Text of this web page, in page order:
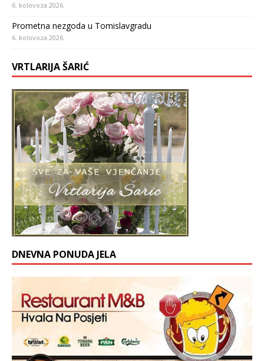
6. kolovoza 2026.
Prometna nezgoda u Tomislavgradu
6. kolovoza 2026.
VRTLARIJA ŠARIĆ
DNEVNA PONUDA JELA